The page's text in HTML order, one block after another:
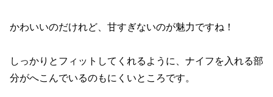
かわいいのだけれど、甘すぎないのが魅力ですね！
しっかりとフィットしてくれるように、ナイフを入れる部
分がへこんでいるのもにくいところです。